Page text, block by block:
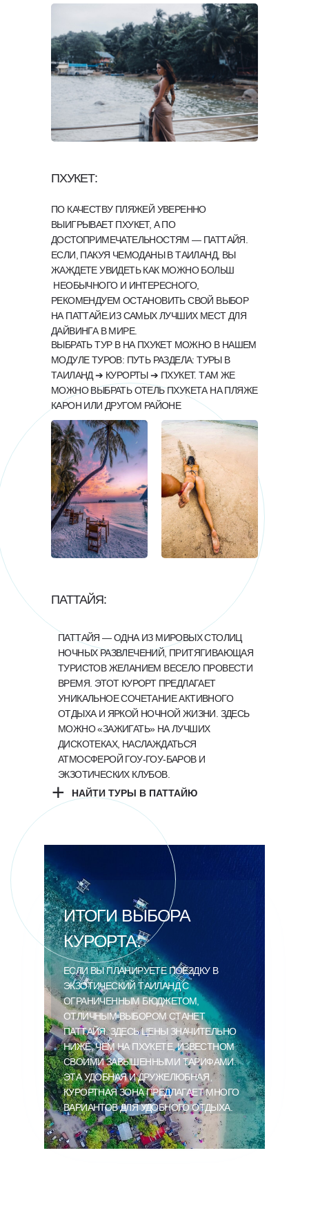
ИТОГИ ВЫБОРА
КУРОРТА:
ЕСЛИ ВЫ ПЛАНИРУЕТЕ ПОЕЗДКУ В
ЭКЗОТИЧЕСКИЙ ТАИЛАНД С
ОГРАНИЧЕННЫМ БЮДЖЕТОМ,
ОТЛИЧНЫМ ВЫБОРОМ СТАНЕТ
ПАТТАЙЯ. ЗДЕСЬ ЦЕНЫ ЗНАЧИТЕЛЬНО
НИЖЕ, ЧЕМ НА ПХУКЕТЕ, ИЗВЕСТНОМ
СВОИМИ ЗАВЫШЕННЫМИ ТАРИФАМИ.
ЭТА УДОБНАЯ И ДРУЖЕЛЮБНАЯ
КУРОРТНАЯ ЗОНА ПРЕДЛАГАЕТ МНОГО
ВАРИАНТОВ ДЛЯ УДОБНОГО ОТДЫХА.
ПАТТАЙЯ:
ПАТТАЙЯ — ОДНА ИЗ МИРОВЫХ СТОЛИЦ
НОЧНЫХ РАЗВЛЕЧЕНИЙ, ПРИТЯГИВАЮЩАЯ
ТУРИСТОВ ЖЕЛАНИЕМ ВЕСЕЛО ПРОВЕСТИ
ВРЕМЯ. ЭТОТ КУРОРТ ПРЕДЛАГАЕТ
УНИКАЛЬНОЕ СОЧЕТАНИЕ АКТИВНОГО
ОТДЫХА И ЯРКОЙ НОЧНОЙ ЖИЗНИ. ЗДЕСЬ
МОЖНО «ЗАЖИГАТЬ» НА ЛУЧШИХ
ДИСКОТЕКАХ, НАСЛАЖДАТЬСЯ
АТМОСФЕРОЙ ГОУ-ГОУ-БАРОВ И
ЭКЗОТИЧЕСКИХ КЛУБОВ.
НАЙТИ ТУРЫ В ПАТТАЙЮ
+
ПХУКЕТ:
ПО КАЧЕСТВУ ПЛЯЖЕЙ УВЕРЕННО
ВЫИГРЫВАЕТ ПХУКЕТ, А ПО
ДОСТОПРИМЕЧАТЕЛЬНОСТЯМ — ПАТТАЙЯ.
ЕСЛИ, ПАКУЯ ЧЕМОДАНЫ В ТАИЛАНД, ВЫ
ЖАЖДЕТЕ УВИДЕТЬ КАК МОЖНО БОЛЬШ
НЕОБЫЧНОГО И ИНТЕРЕСНОГО,
РЕКОМЕНДУЕМ ОСТАНОВИТЬ СВОЙ ВЫБОР
НА ПАТТАЙЕ.ИЗ САМЫХ ЛУЧШИХ МЕСТ ДЛЯ
ДАЙВИНГА В МИРЕ.
ВЫБРАТЬ ТУР В НА ПХУКЕТ МОЖНО В НАШЕМ
МОДУЛЕ ТУРОВ: ПУТЬ РАЗДЕЛА: ТУРЫ В
ТАИЛАНД ➔ КУРОРТЫ ➔ ПХУКЕТ. ТАМ ЖЕ
МОЖНО ВЫБРАТЬ ОТЕЛЬ ПХУКЕТА НА ПЛЯЖЕ
КАРОН ИЛИ ДРУГОМ РАЙОНЕ